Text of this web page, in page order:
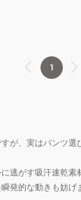
1
が、実はパンツ
逃がす吸汗速乾
発的な動きも妨